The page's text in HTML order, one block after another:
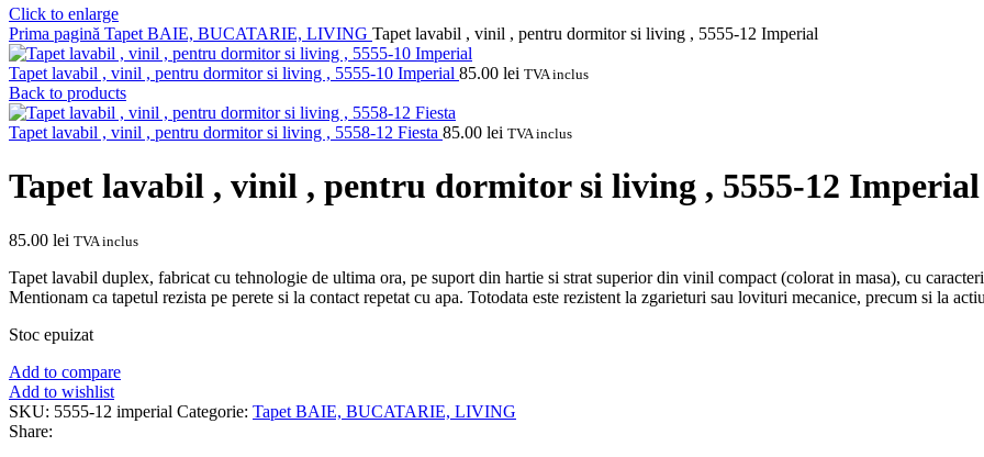
Click to enlarge
Prima pagină Tapet BAIE, BUCATARIE, LIVING Tapet lavabil , vinil , pentru dormitor si living , 5555-12 Imperial
Tapet lavabil , vinil , pentru dormitor si living , 5555-10 Imperial 85.00 lei TVA inclus
Back to products
Tapet lavabil , vinil , pentru dormitor si living , 5558-12 Fiesta 85.00 lei TVA inclus
Tapet lavabil , vinil , pentru dormitor si living , 5555-12 Imperial
85.00 lei TVA inclus
Tapet lavabil duplex, fabricat cu tehnologie de ultima ora, pe suport din hartie si strat superior din vinil compact (colorat in masa), cu
Mentionam ca tapetul rezista pe perete si la contact repetat cu apa. Totodata este rezistent la zgarieturi sau lovituri mecanice, precum si la
Stoc epuizat
Add to compare
Add to wishlist
SKU: 5555-12 imperial Categorie: Tapet BAIE, BUCATARIE, LIVING
Share: